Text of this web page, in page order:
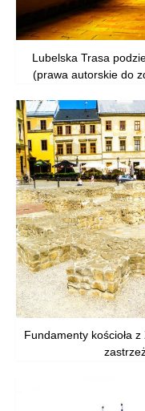
Lubelska Trasa
(prawa autorskie do
Fundamenty kościoła